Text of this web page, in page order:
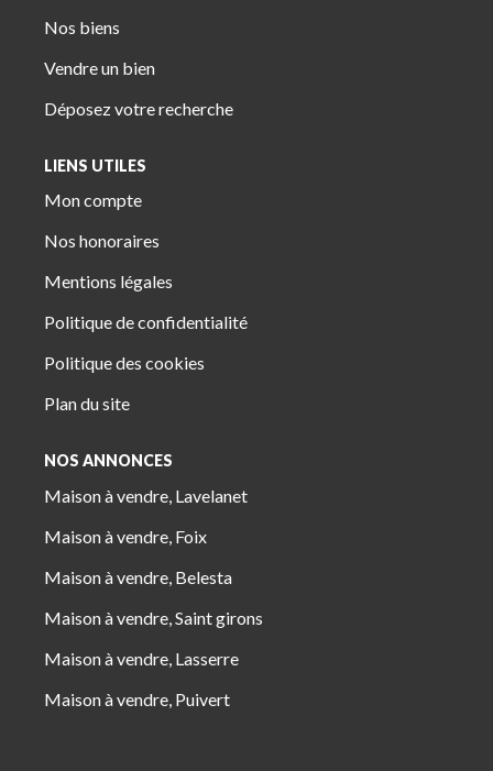
Nos biens
Vendre un bien
Déposez votre recherche
LIENS UTILES
Mon compte
Nos honoraires
Mentions légales
Politique de confidentialité
Politique des cookies
Plan du site
NOS ANNONCES
Maison à vendre, Lavelanet
Maison à vendre, Foix
Maison à vendre, Belesta
Maison à vendre, Saint girons
Maison à vendre, Lasserre
Maison à vendre, Puivert